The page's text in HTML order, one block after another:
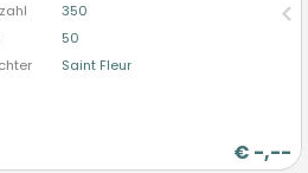
350
50
Saint Fleur
€ -,--